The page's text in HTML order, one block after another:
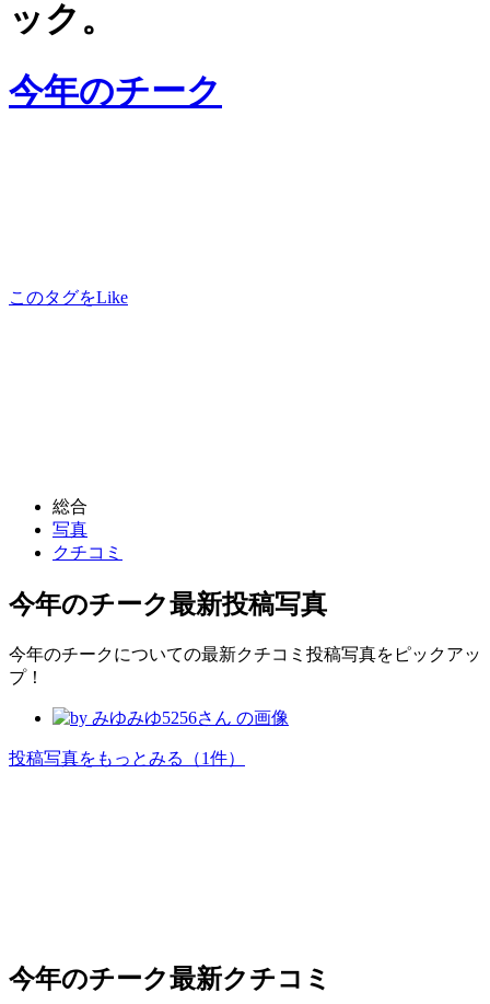
ック。
今年のチーク
このタグをLike
総合
写真
クチコミ
今年のチーク最新投稿写真
今年のチークについての最新クチコミ投稿写真をピックアッ
プ！
投稿写真をもっとみる （1件）
今年のチーク最新クチコミ